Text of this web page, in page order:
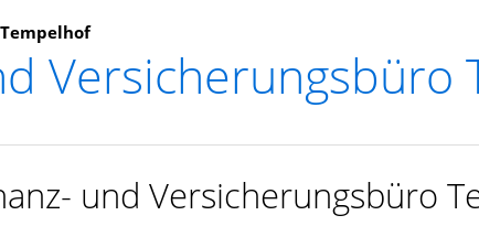
Versicherungsbüro
und Versicherungsbüro